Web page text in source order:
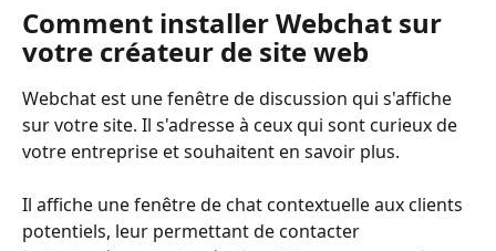
Comment installer Webchat sur
votre créateur de site web
Webchat est une fenêtre de discussion qui s'affiche
sur votre site. Il s'adresse à ceux qui sont curieux de
votre entreprise et souhaitent en savoir plus.
Il affiche une fenêtre de chat contextuelle aux clients
potentiels, leur permettant de contacter